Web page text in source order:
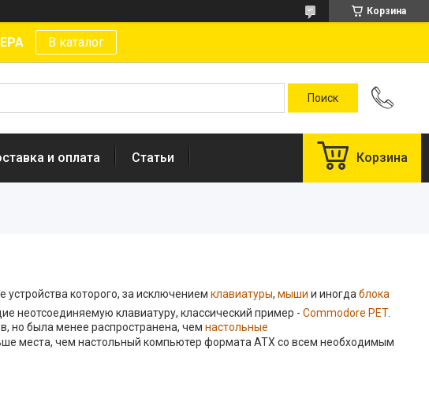
Корзина
В каталог
и оплата Статьи Корзина
устройства которого, за исключением клавиатуры, мыши и иногда блока
неотсоединяемую клавиатуру, классический пример - Commodore PET.
но была менее распространена, чем настольные
места, чем настольный компьютер формата ATX со всем необходимым